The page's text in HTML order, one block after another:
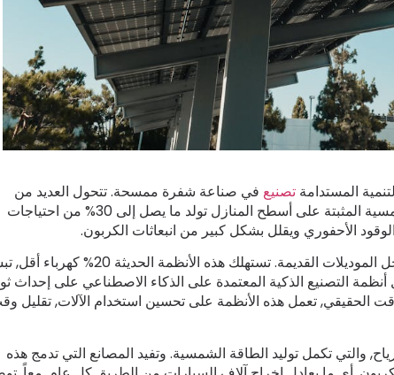
المستدامة تصنيع في صناعة شفرة ممسحة. تتحول العديد من
المصانع إلى مصادر الطاقة المتجددة, مع الألواح الشمسية المثبتة على أسطح المنازل تولد ما يصل إلى 30% من احتياجات
الأحفوري ويقلل بشكل كبير من انبعاثات الكربون.
لمزيد من تعزيز الكفاءة, تحل آلات البثق المتقدمة محل الموديلات القديمة. تستهلك هذه الأنظمة
التصنيع الذكية المعتمدة على الذكاء الاصطناعي على إحداث
الحقيقي, تعمل هذه الأنظمة على تحسين استخدام الآلات, تقليل
والتي تكمل توليد الطاقة الشمسية. وتفيد المصانع التي تدمج هذه